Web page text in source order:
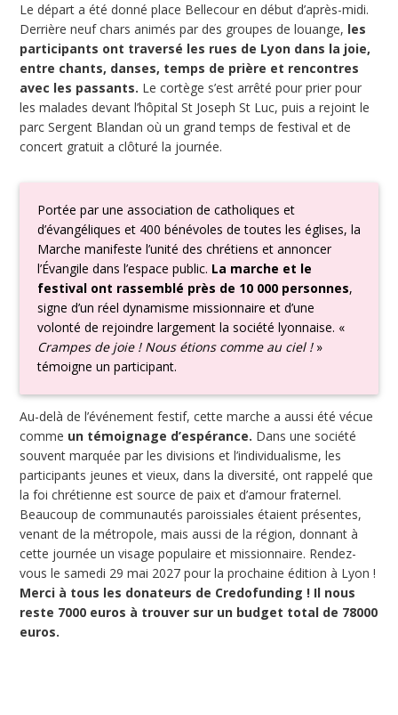
Le départ a été donné place Bellecour en début d’après-midi.
Derrière neuf chars animés par des groupes de louange, les
participants ont traversé les rues de Lyon dans la joie,
entre chants, danses, temps de prière et rencontres
avec les passants. Le cortège s’est arrêté pour prier pour
les malades devant l’hôpital St Joseph St Luc, puis a rejoint le
parc Sergent Blandan où un grand temps de festival et de
concert gratuit a clôturé la journée.
Portée par une association de catholiques et
d’évangéliques et 400 bénévoles de toutes les églises, la
Marche manifeste l’unité des chrétiens et annoncer
l’Évangile dans l’espace public. La marche et le
festival ont rassemblé près de 10 000 personnes,
signe d’un réel dynamisme missionnaire et d’une
volonté de rejoindre largement la société lyonnaise. «
Crampes de joie ! Nous étions comme au ciel !»
témoigne un participant.
Au-delà de l’événement festif, cette marche a aussi été vécue
comme un témoignage d’espérance. Dans une société
souvent marquée par les divisions et l’individualisme, les
participants jeunes et vieux, dans la diversité, ont rappelé que
la foi chrétienne est source de paix et d’amour fraternel.
Beaucoup de communautés paroissiales étaient présentes,
venant de la métropole, mais aussi de la région, donnant à
cette journée un visage populaire et missionnaire. Rendez-
vous le samedi 29 mai 2027 pour la prochaine édition à Lyon !
Merci à tous les donateurs de Credofunding ! Il nous
reste 7000 euros à trouver sur un budget total de 78000
euros.